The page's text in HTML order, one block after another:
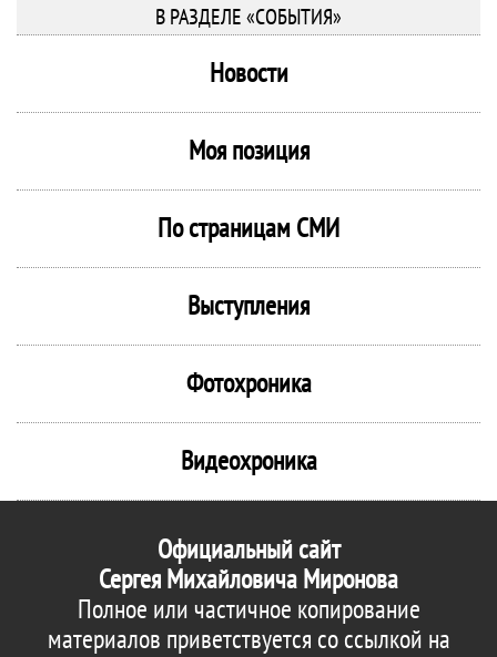
В РАЗДЕЛЕ «СОБЫТИЯ»
Новости
Моя позиция
По страницам СМИ
Выступления
Фотохроника
Видеохроника
Официальный сайт
Сергея Михайловича Миронова
Полное или частичное копирование
материалов приветствуется со ссылкой на